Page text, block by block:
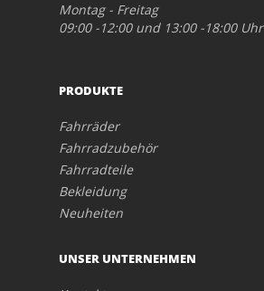
Montag - Freitag
09:00 -12:00 und 13:00 -18:00 Uhr
PRODUKTE
Fahrräder
Fahrradzubehör
Fahrradteile
Bekleidung
Neuheiten
UNSER UNTERNEHMEN